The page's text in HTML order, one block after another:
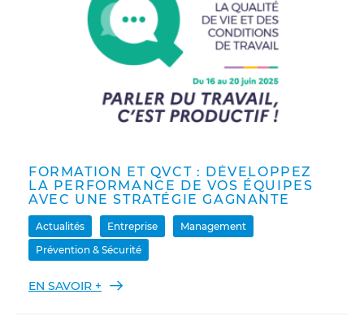
FORMATION ET QVCT : DÉVELOPPEZ
LA PERFORMANCE DE VOS ÉQUIPES
AVEC UNE STRATÉGIE GAGNANTE
Actualités Entreprise
Management
Prévention & Sécurité
EN SAVOIR +